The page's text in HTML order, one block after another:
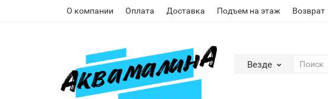
О компании Оплата Доставка Подъем на этаж Возврат
Везде